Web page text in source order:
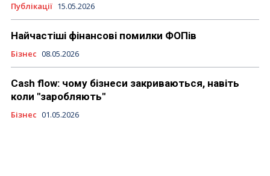
Публікації 15.05.2026
Найчастіші фінансові помилки ФОПів
Бізнес 08.05.2026
Cash flow: чому бізнеси закриваються, навіть
коли "заробляють"
Бізнес 01.05.2026